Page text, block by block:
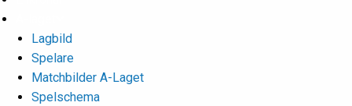
Lagbild
Spelare
Matchbilder A-Laget
Spelschema